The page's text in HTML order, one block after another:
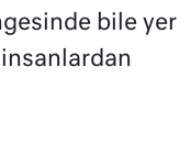
bile yer